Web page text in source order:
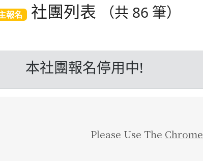
報名 社團列表 （共 86 筆）
本社團報名停用中!
Please Use The Chrome